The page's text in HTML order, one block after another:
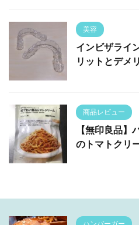
美容
インビザライ
リットとデメ
商品レビュー
【無印良品】
のトマトクリ